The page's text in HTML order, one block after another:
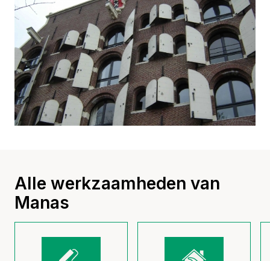
Alle werkzaamheden van
Manas